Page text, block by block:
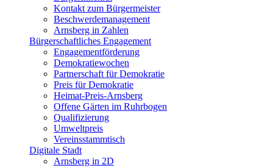
Kontakt zum Bürgermeister
Beschwerdemanagement
Arnsberg in Zahlen
Bürgerschaftliches Engagement
Engagementförderung
Demokratiewochen
Partnerschaft für Demokratie
Preis für Demokratie
Heimat-Preis-Arnsberg
Offene Gärten im Ruhrbogen
Qualifizierung
Umweltpreis
Vereinsstammtisch
Digitale Stadt
Arnsberg in 2D